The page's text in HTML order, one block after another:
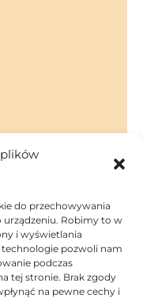
do przechowywania
Robimy to w
i wyświetlania
pozwoli nam
podczas
tej stronie. Brak zgody
na pewne cechy i